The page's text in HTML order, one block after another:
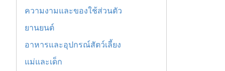
ความงามและของใช้ส่วนตัว
ยานยนต์
อาหารและอุปกรณ์สัตว์เลี้ยง
แม่และเด็ก